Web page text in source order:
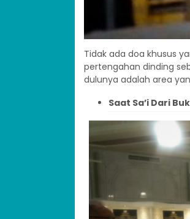
Tidak ada doa khusus
pertengahan dinding
dulunya adalah area
Saat Sa’i Dari